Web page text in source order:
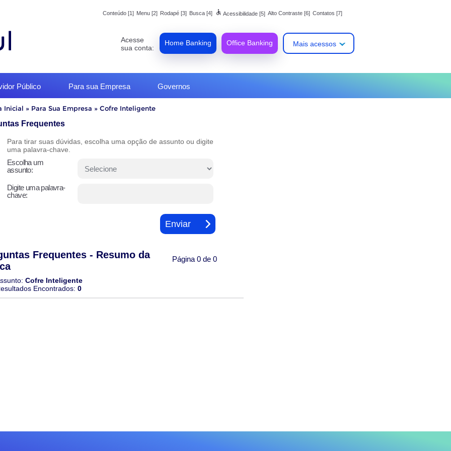
Conteúdo [1] Menu [2] Rodapé [3] Busca [4] accessible Acessibilidade [5] Alto Contraste [6] Contatos [7]
Acesse
sua conta:
Home Banking Office Banking Mais acessos
Público Para sua Empresa Governos
Inicial » Para Sua Empresa » Cofre Inteligente
Frequentes
Para tirar suas dúvidas, escolha uma opção de assunto ou digite
uma palavra-chave.
Escolha um
assunto:
Digite uma palavra-
chave:
Frequentes - Resumo da
Página 0 de 0
Cofre Inteligente
Encontrados: 0